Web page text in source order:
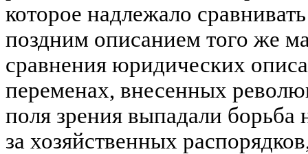
которое надлежало
поздним описанием того же
сравнения юридических
переменах, внесенных
поля зрения выпадали борьба
за хозяйственных